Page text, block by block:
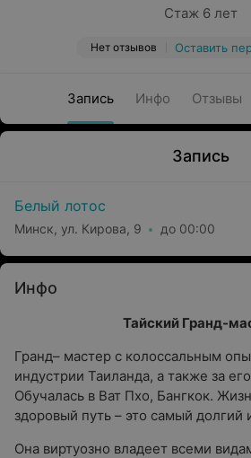
Стаж 6 лет
Нет отзывов Оставить
Запись Инфо Отзывы
Запись
Белый лотос
Минск, ул. Кирова, 9 до 00:00
Инфо
Тайский Гранд-
Гранд– мастер с колоссальным
индустрии Таиланда, а также за
Обучалась в Ват Пхо, Бангкок.
здоровый путь – это самый долгий
Она виртуозно владеет всеми